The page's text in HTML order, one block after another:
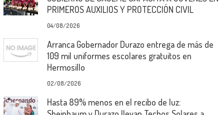
PRIMEROS AUXILIOS Y PROTECCIÓN CIVIL
04/08/2026
Arranca Gobernador Durazo entrega de más de
109 mil uniformes escolares gratuitos en
Hermosillo
02/08/2026
Hasta 89% menos en el recibo de luz: